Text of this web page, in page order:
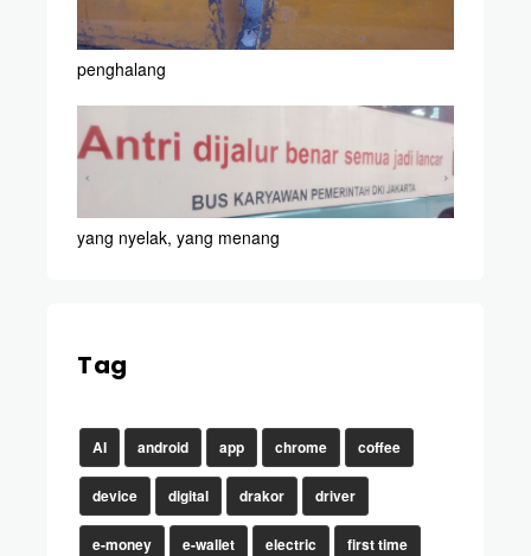
penghalang
yang nyelak, yang menang
Tag
AI android app chrome coffee
device digital drakor driver
e-money e-wallet electric first time